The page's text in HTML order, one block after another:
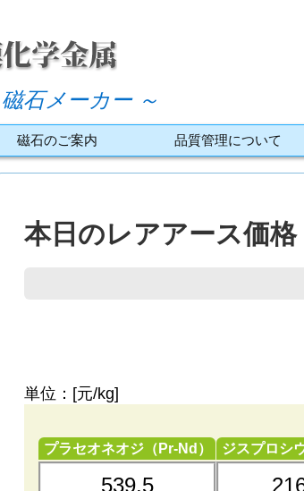
石メーカー ～
磁石のご案内 品質管理について
本日のレアアース価
単位：[元/kg]
プラセオネオジ（Pr-Nd）
539.5
ジスプロシ